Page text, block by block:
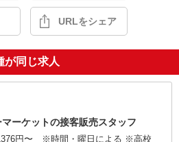
URLをシェア
が同じ求人
マーケットの接客販売スタッフ
円〜 ※時間・曜日による ※高校